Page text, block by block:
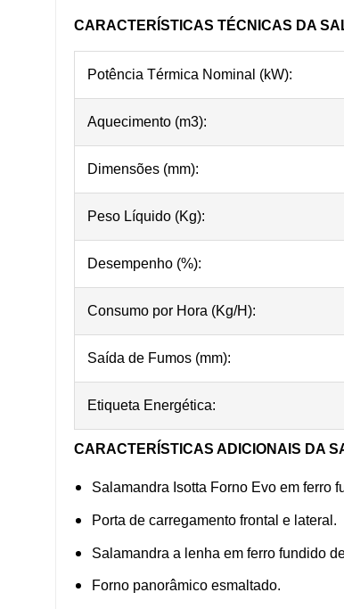
CARACTERÍSTICAS TÉCNICAS DA
Potência Térmica Nominal (kW):
Aquecimento (m3):
Dimensões (mm):
Peso Líquido (Kg):
Desempenho (%):
Consumo por Hora (Kg/H):
Saída de Fumos (mm):
Etiqueta Energética:
CARACTERÍSTICAS ADICIONAIS DA
Salamandra Isotta Forno Evo em ferro
Porta de carregamento frontal e lateral.
Salamandra a lenha em ferro fundido
Forno panorâmico esmaltado.